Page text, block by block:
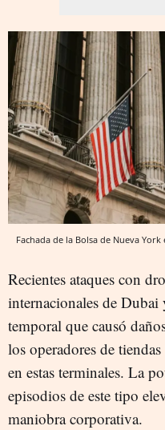
Fachada de la Bolsa de Nueva York
Recientes ataques con
internacionales de
temporal que causó
los operadores de
en estas terminales. La
episodios de este tipo
maniobra corporativa.